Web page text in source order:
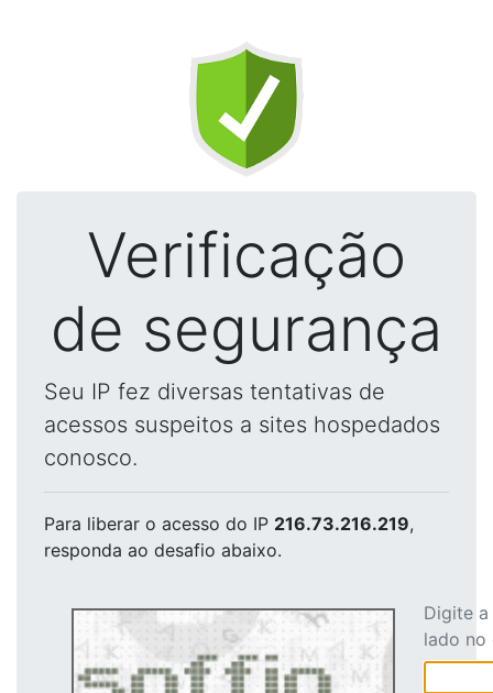
Verificação
de segurança
Seu IP fez diversas tentativas de
acessos suspeitos a sites hospedados
conosco.
Para liberar o acesso do IP 216.73.216.219,
responda ao desafio abaixo.
Digite
lado no